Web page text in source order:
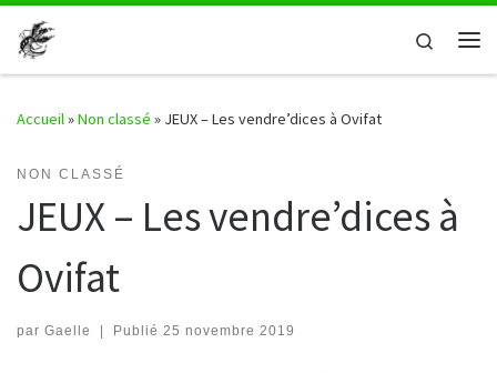
Passer au contenu
Search
Accueil»Non classé » JEUX – Les vendre’dices à Ovifat
NON CLASSÉ
JEUX – Les vendre’dices à
Ovifat
par Gaelle | Publié 25 novembre 2019